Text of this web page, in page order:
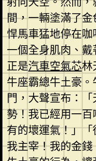
間，一輛塗滿了
悍馬車猛地停在
一個全身肌肉、
正是汽車空氣芯
牛座霸總牛土豪
門，大聲宣布：
勢！我已經用一
有的壞運氣！」
我主宰！我的金